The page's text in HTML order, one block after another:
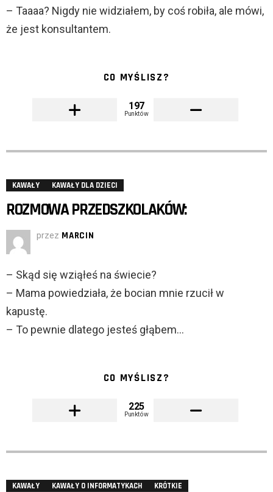
– Taaaa? Nigdy nie widziałem, by coś robiła, ale mówi,
że jest konsultantem.
CO MYŚLISZ?
197
Punktów
KAWAŁY KAWAŁY DLA DZIECI
ROZMOWA PRZEDSZKOLAKÓW:
przez MARCIN
– Skąd się wziąłeś na świecie?
– Mama powiedziała, że bocian mnie rzucił w
kapustę.
– To pewnie dlatego jesteś głąbem…
CO MYŚLISZ?
225
Punktów
KAWAŁY KAWAŁY O INFORMATYKACH KRÓTKIE